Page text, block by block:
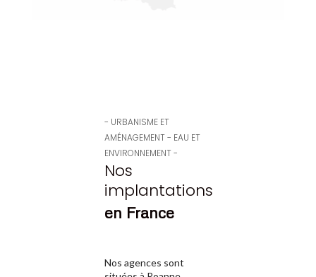
- URBANISME ET
AMÉNAGEMENT - EAU ET
ENVIRONNEMENT -
Nos
implantations
en France
Nos agences sont